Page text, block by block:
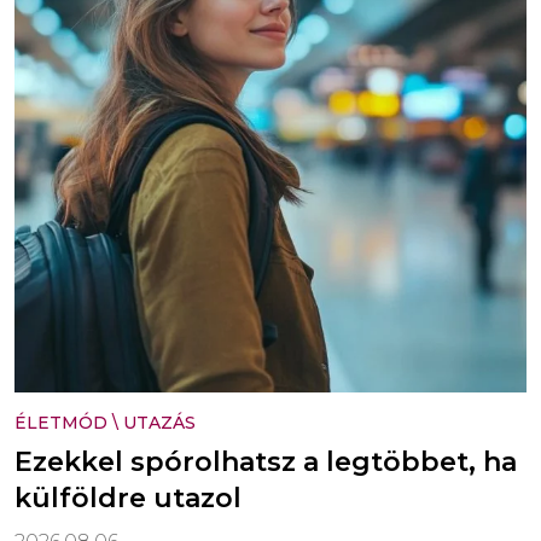
ÉLETMÓD \ UTAZÁS
Ezekkel spórolhatsz a legtöbbet, ha
külföldre utazol